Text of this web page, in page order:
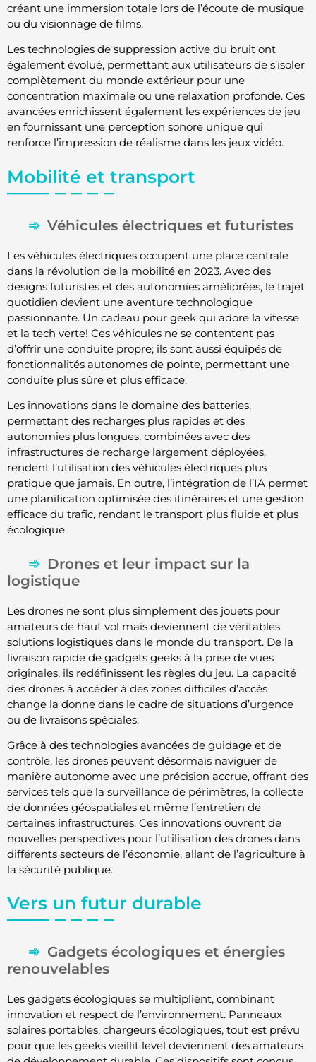
créant une immersion totale lors de l’écoute de musique
ou du visionnage de films.
Les technologies de suppression active du bruit ont
également évolué, permettant aux utilisateurs de s’isoler
complètement du monde extérieur pour une
concentration maximale ou une relaxation profonde. Ces
avancées enrichissent également les expériences de jeu
en fournissant une perception sonore unique qui
renforce l’impression de réalisme dans les jeux vidéo.
Mobilité et transport
Véhicules électriques et futuristes
Les véhicules électriques occupent une place centrale
dans la révolution de la mobilité en 2023. Avec des
designs futuristes et des autonomies améliorées, le trajet
quotidien devient une aventure technologique
passionnante. Un cadeau pour geek qui adore la vitesse
et la tech verte! Ces véhicules ne se contentent pas
d’offrir une conduite propre; ils sont aussi équipés de
fonctionnalités autonomes de pointe, permettant une
conduite plus sûre et plus efficace.
Les innovations dans le domaine des batteries,
permettant des recharges plus rapides et des
autonomies plus longues, combinées avec des
infrastructures de recharge largement déployées,
rendent l’utilisation des véhicules électriques plus
pratique que jamais. En outre, l’intégration de l’IA permet
une planification optimisée des itinéraires et une gestion
efficace du trafic, rendant le transport plus fluide et plus
écologique.
Drones et leur impact sur la
logistique
Les drones ne sont plus simplement des jouets pour
amateurs de haut vol mais deviennent de véritables
solutions logistiques dans le monde du transport. De la
livraison rapide de gadgets geeks à la prise de vues
originales, ils redéfinissent les règles du jeu. La capacité
des drones à accéder à des zones difficiles d’accès
change la donne dans le cadre de situations d’urgence
ou de livraisons spéciales.
Grâce à des technologies avancées de guidage et de
contrôle, les drones peuvent désormais naviguer de
manière autonome avec une précision accrue, offrant des
services tels que la surveillance de périmètres, la collecte
de données géospatiales et même l’entretien de
certaines infrastructures. Ces innovations ouvrent de
nouvelles perspectives pour l’utilisation des drones dans
différents secteurs de l’économie, allant de l’agriculture à
la sécurité publique.
Vers un futur durable
Gadgets écologiques et énergies
renouvelables
Les gadgets écologiques se multiplient, combinant
innovation et respect de l’environnement. Panneaux
solaires portables, chargeurs écologiques, tout est prévu
pour que les geeks vieillit level deviennent des amateurs